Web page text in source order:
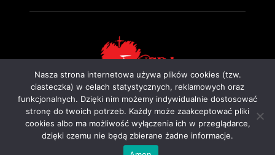
Projekt: Ewa Szałkowska
Nasza strona internetowa używa plików cookies (tzw.
ciasteczka) w celach statystycznych, reklamowych oraz
funkcjonalnych. Dzięki nim możemy indywidualnie dostosować
stronę do twoich potrzeb. Każdy może zaakceptować pliki
cookies albo ma możliwość wyłączenia ich w przeglądarce,
dzięki czemu nie będą zbierane żadne informacje.